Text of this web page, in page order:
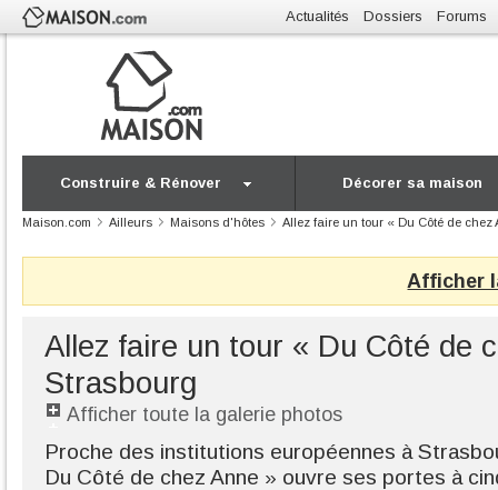
Actualités Dossiers Forums
Construire & Rénover Décorer sa maison
Maison.com Ailleurs Maisons d'hôtes Allez faire un tour « Du Côté de chez
Afficher
Allez faire un tour « Du Côté de
Strasbourg
Afficher toute la galerie photos
Proche des institutions européennes à
Du Côté de chez Anne » ouvre ses portes à